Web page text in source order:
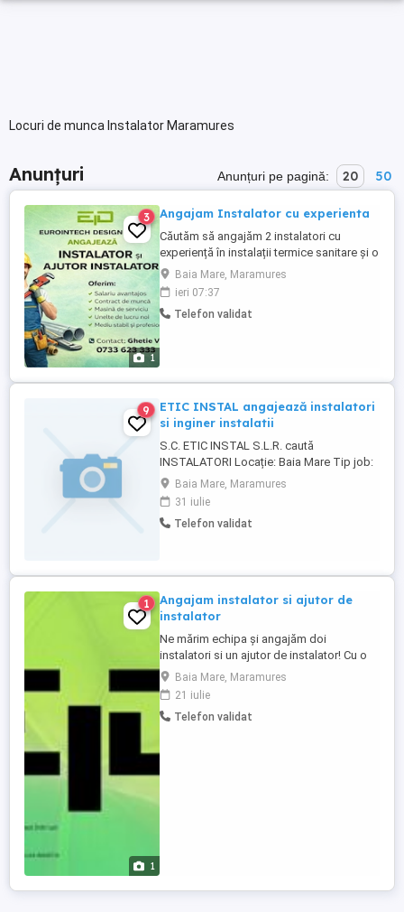
Locuri de munca Instalator Maramures
Anunțuri Anunțuri pe pagină: 20 50
1
3 Angajam Instalator cu experienta
Căutăm să angajăm 2 instalatori cu
experiență în instalații termice sanitare și o
persoană pentru montaj pompe de
căldură ! Oferim : Mașină de serviciu(
sediu-pct de lucru) Salariu peste medie în
funcție de capacitatea fiecăruia .
Baia Mare, Maramures
ieri 07:37
Telefon validat
9
ETIC INSTAL angajează instalatori
si inginer instalatii
S.C. ETIC INSTAL S.L.R. caută
INSTALATORI Locație: Baia Mare Tip job:
Full-time Disponibilitate: Imediată
Angajăm INSTALATORI : sanitare termice
HVAC instalatii de stingere a incendiului.
Cerințe: 1-2 ani pe șantier, citire planșe,
Baia Mare, Maramures
31 iulie
Telefon validat
1
1
Angajam instalator si ajutor de
instalator
Ne mărim echipa și angajăm doi
instalatori si un ajutor de instalator! Cu o
prezență pe piață de 14 ani, compania
EUROINTECH DESIGN oferă servicii în
domeniul sistemelor de ventilație, încălziri,
sanitare, apă și canalizare. Candidatul
Baia Mare, Maramures
21 iulie
Telefon validat